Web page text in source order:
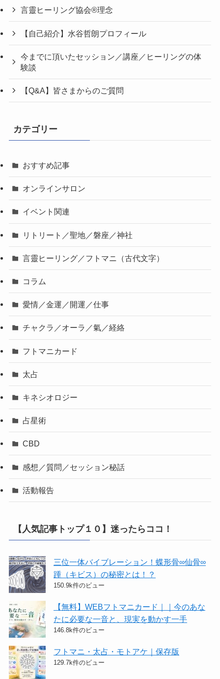
言靈ヒーリング協会®理念
【自己紹介】水谷哲朗プロフィール
今までに頂いたセッション／講座／ヒーリングの体
験談
【Q&A】皆さまからのご質問
カテゴリー
おすすめ記事
オンラインサロン
イベント関連
リトリート／聖地／磐座／神社
言靈ヒーリング／フトマニ（古代文字）
コラム
愛情／金運／開運／仕事
チャクラ／オーラ／氣／経絡
フトマニカード
太占
キネシオロジー
占星術
CBD
感想／質問／セッション秘話
活動報告
【人気記事トップ１０】迷ったらココ！
三位一体バイブレーション！蝶形骨∞仙骨∞
踵（キビス）の秘密とは！？
150.9k件のビュー
【無料】WEBフトマニカード｜｜今のあな
たに必要な一音と、現実を動かす一手
146.8k件のビュー
フトマニ・太占・モトアケ｜保存版
129.7k件のビュー